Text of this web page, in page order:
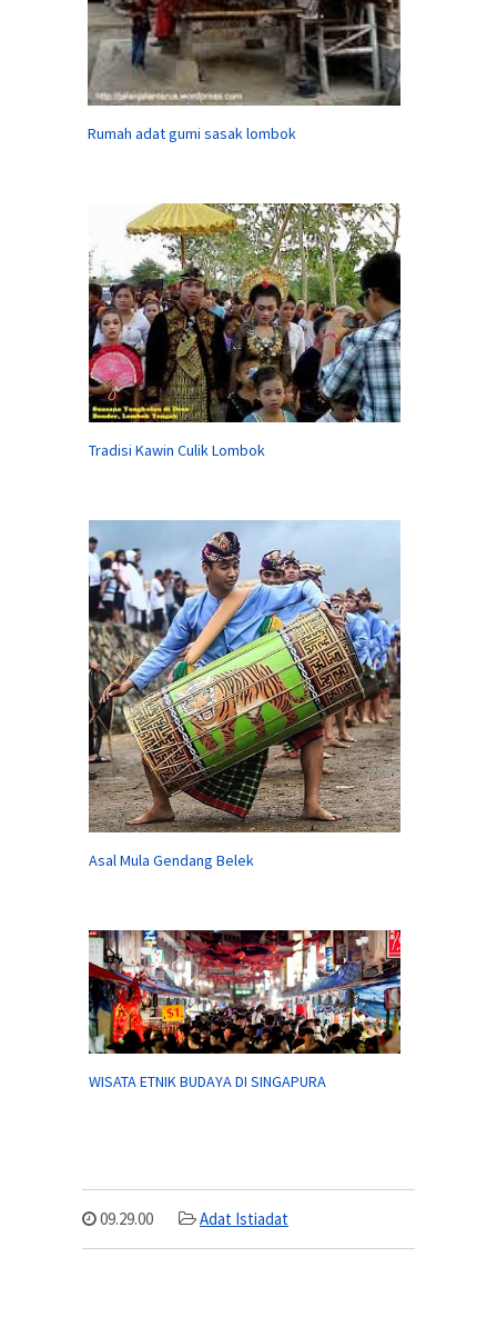
Rumah adat gumi sasak lombok
Tradisi Kawin Culik Lombok
Asal Mula Gendang Belek
WISATA ETNIK BUDAYA DI SINGAPURA
09.29.00 Adat Istiadat